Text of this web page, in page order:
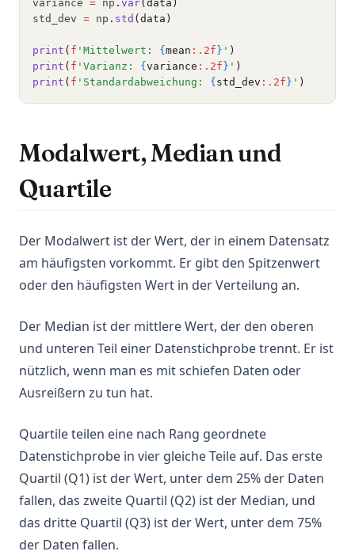
variance = np . var(data)
std_dev = np . std (data)
print ( f 'Mittelwert: { mean :.2f } ' )
print ( f 'Varianz: { variance :.2f } ' )
print ( f 'Standardabweichung: { std_dev :.2f } ' )
Modalwert, Median und
Quartile
Der Modalwert ist der Wert, der in einem Datensatz
am häufigsten vorkommt. Er gibt den Spitzenwert
oder den häufigsten Wert in der Verteilung an.
Der Median ist der mittlere Wert, der den oberen
und unteren Teil einer Datenstichprobe trennt. Er ist
nützlich, wenn man es mit schiefen Daten oder
Ausreißern zu tun hat.
Quartile teilen eine nach Rang geordnete
Datenstichprobe in vier gleiche Teile auf. Das erste
Quartil (Q1) ist der Wert, unter dem 25% der Daten
fallen, das zweite Quartil (Q2) ist der Median, und
das dritte Quartil (Q3) ist der Wert, unter dem 75%
der Daten fallen.